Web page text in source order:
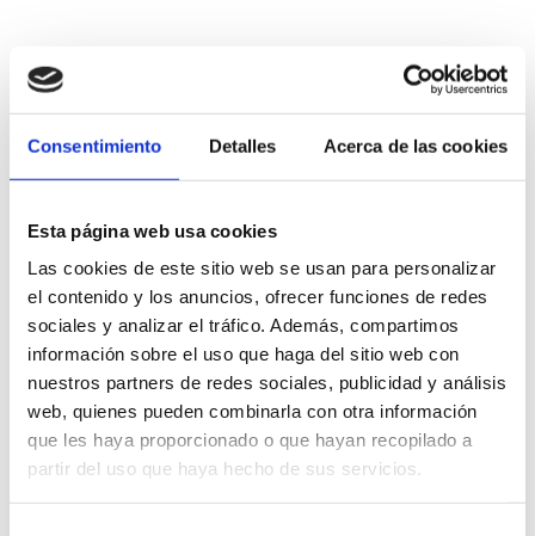
Consentimiento Detalles Acerca de las cookies
Esta página web usa cookies
Las cookies de este sitio web se usan para personalizar
el contenido y los anuncios, ofrecer funciones de redes
sociales y analizar el tráfico. Además, compartimos
información sobre el uso que haga del sitio web con
nuestros partners de redes sociales, publicidad y análisis
web, quienes pueden combinarla con otra información
que les haya proporcionado o que hayan recopilado a
partir del uso que haya hecho de sus servicios.
Otras empresas de interés
Aceites Serrat Natura
Cooperativa Nuestra Señora De
Loreto
Hort Del Manyano
Segortrufa Sl